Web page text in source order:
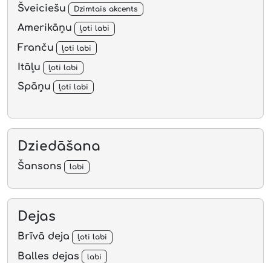
Šveiciešu Dzimtais akcents
Amerikāņu ļoti labi
Franču ļoti labi
Itāļu ļoti labi
Spāņu ļoti labi
Dziedāšana
Šansons labi
Dejas
Brīvā deja ļoti labi
Balles dejas labi